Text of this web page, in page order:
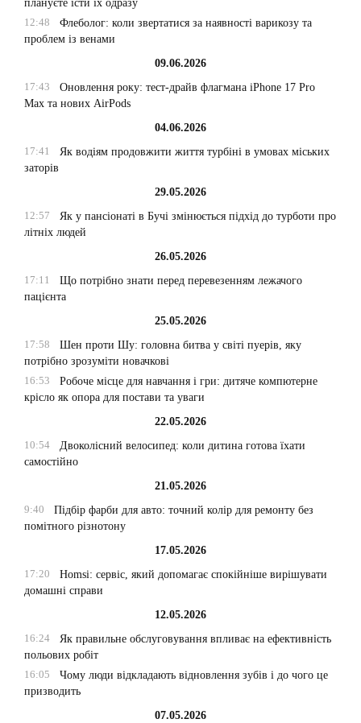
плануєте їсти їх одразу
12:48
Флеболог: коли звертатися за наявності варикозу та
проблем із венами
09.06.2026
17:43
Оновлення року: тест-драйв флагмана iPhone 17 Pro
Max та нових AirPods
04.06.2026
17:41
Як водіям продовжити життя турбіні в умовах міських
заторів
29.05.2026
12:57
Як у пансіонаті в Бучі змінюється підхід до турботи про
літніх людей
26.05.2026
17:11
Що потрібно знати перед перевезенням лежачого
пацієнта
25.05.2026
17:58
Шен проти Шу: головна битва у світі пуерів, яку
потрібно зрозуміти новачкові
16:53
Робоче місце для навчання і гри: дитяче компютерне
крісло як опора для постави та уваги
22.05.2026
10:54
Двоколісний велосипед: коли дитина готова їхати
самостійно
21.05.2026
9:40
Підбір фарби для авто: точний колір для ремонту без
помітного різнотону
17.05.2026
17:20
Homsi: сервіс, який допомагає спокійніше вирішувати
домашні справи
12.05.2026
16:24
Як правильне обслуговування впливає на ефективність
польових робіт
16:05
Чому люди відкладають відновлення зубів і до чого це
призводить
07.05.2026